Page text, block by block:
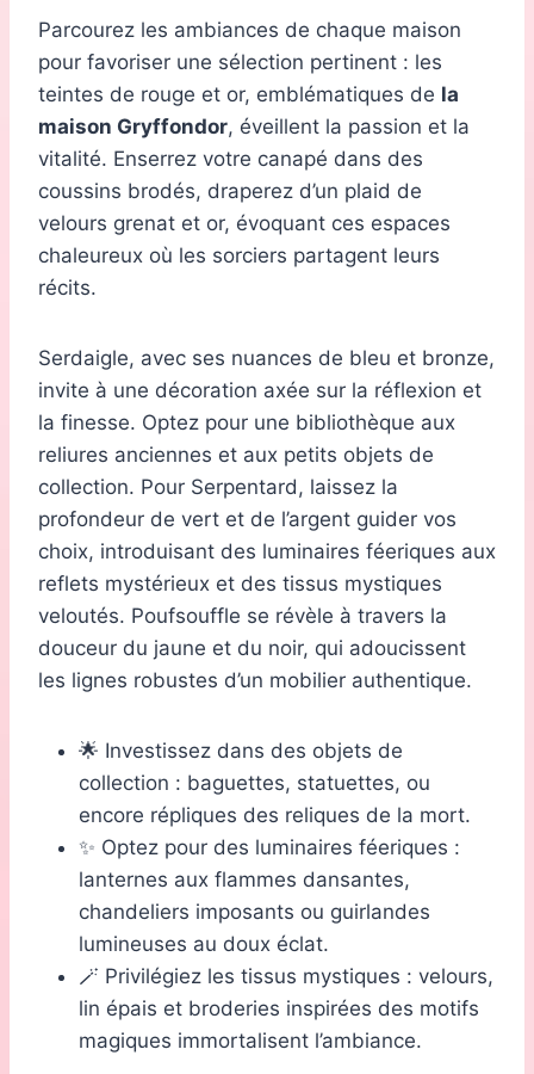
Parcourez les ambiances de chaque maison
pour favoriser une sélection pertinent : les
teintes de rouge et or, emblématiques de la
maison Gryffondor, éveillent la passion et la
vitalité. Enserrez votre canapé dans des
coussins brodés, draperez d’un plaid de
velours grenat et or, évoquant ces espaces
chaleureux où les sorciers partagent leurs
récits.
Serdaigle, avec ses nuances de bleu et bronze,
invite à une décoration axée sur la réflexion et
la finesse. Optez pour une bibliothèque aux
reliures anciennes et aux petits objets de
collection. Pour Serpentard, laissez la
profondeur de vert et de l’argent guider vos
choix, introduisant des luminaires féeriques aux
reflets mystérieux et des tissus mystiques
veloutés. Poufsouffle se révèle à travers la
douceur du jaune et du noir, qui adoucissent
les lignes robustes d’un mobilier authentique.
🌟 Investissez dans des objets de
collection : baguettes, statuettes, ou
encore répliques des reliques de la mort.
✨ Optez pour des luminaires féeriques :
lanternes aux flammes dansantes,
chandeliers imposants ou guirlandes
lumineuses au doux éclat.
🪄 Privilégiez les tissus mystiques : velours,
lin épais et broderies inspirées des motifs
magiques immortalisent l’ambiance.